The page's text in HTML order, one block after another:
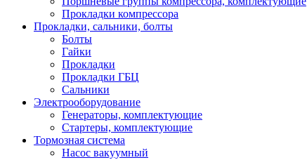
Прокладки компрессора
Прокладки, сальники, болты
Болты
Гайки
Прокладки
Прокладки ГБЦ
Сальники
Электрооборудование
Генераторы, комплектующие
Стартеры, комплектующие
Тормозная система
Насос вакуумный